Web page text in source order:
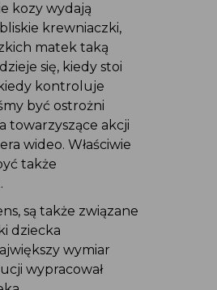
kozy wydają
krewniaczki,
matek taką
się, kiedy stoi
kontroluje
być ostrożni
towarzyszące akcji
wideo. Właściwie
także
są także związane
dziecka
wymiar
wypracował